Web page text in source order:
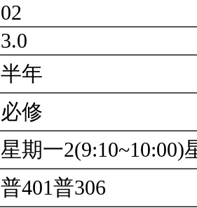
02
3.0
半年
必修
星期一2(9:10~10:00)
普401普306